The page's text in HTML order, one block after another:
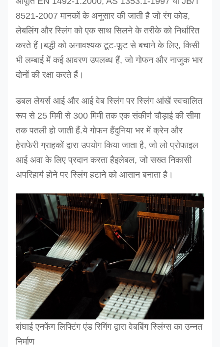
8521-2007 मानकों के अनुसार की जाती है जो रंग कोड,
लेबलिंग और स्लिंग को एक साथ सिलने के तरीके को निर्धारित
करते हैं।बद्धी को अनावश्यक टूट-फूट से बचाने के लिए, किसी
भी लम्बाई में कई आवरण उपलब्ध हैं, जो गोफन और नाजुक भार
दोनों की रक्षा करते हैं।
डबल लेयर्स आई और आई वेब स्लिंग पर स्लिंग आंखें स्वचालित
रूप से 25 मिमी से 300 मिमी तक एक संकीर्ण चौड़ाई की सीमा
तक पतली हो जाती हैं.ये गोफन हैंदुनिया भर में क्रेन और
हेराफेरी ग्राहकों द्वारा उपयोग किया जाता है, जो लो प्रोफाइल
आई अवा के लिए प्रदान करता हैइलेबल, जो सख्त निकासी
अपरिहार्य होने पर स्लिंग हटाने को आसान बनाता है।
शंघाई एनफेंग लिफ्टिंग एंड रिगिंग द्वारा वेबबिंग स्लिंग्स का उन्नत
निर्माण